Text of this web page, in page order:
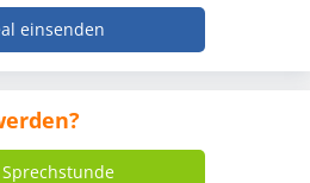
einsenden